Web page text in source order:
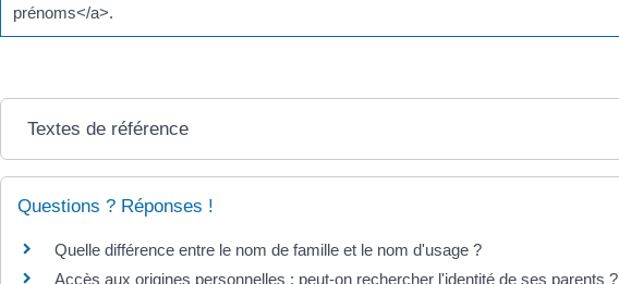
prénoms</a>.
Textes de référence
Questions ? Réponses !
Quelle différence entre le nom de famille et le nom d'usage ?
Accès aux origines personnelles : peut-on rechercher l'identité de ses parents ?